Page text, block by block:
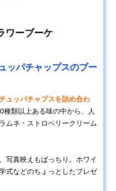
ワーブーケ
ッパチャップスのブー
ュッパチャプスを詰め合わ
種類以上ある味の中から、人
ムネ・ストロベリークリーム
写真映えもばっちり。ホワイ
式などのちょっとしたプレゼ